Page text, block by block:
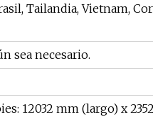
Tailandia, Vietnam,
sea necesario.
12032 mm (largo) x